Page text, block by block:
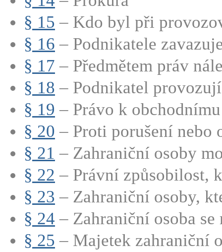
§ 15 – Kdo byl při
§ 16 – Podnikatele
§ 17 – Předmětem práv
§ 18 – Podnikatel
§ 19 – Právo k
§ 20 – Proti porušení nebo
§ 21 – Zahraniční osoby
§ 22 – Právní způsobilost,
§ 23 – Zahraniční osoby,
§ 24 – Zahraniční osoba se
§ 25 – Majetek zahraniční